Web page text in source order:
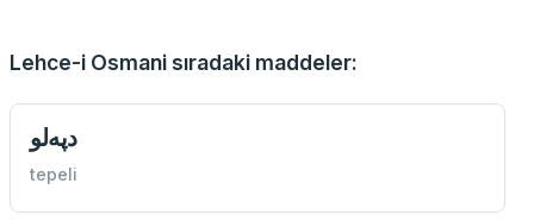
Lehce-i Osmani sıradaki maddeler:
دپه‌لو
tepeli